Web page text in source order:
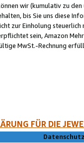
wir (kumulativ zu
bis Sie uns diese
zur Einholung
sein, Amazon
MwSt.-Rechnung
FÜR DIE